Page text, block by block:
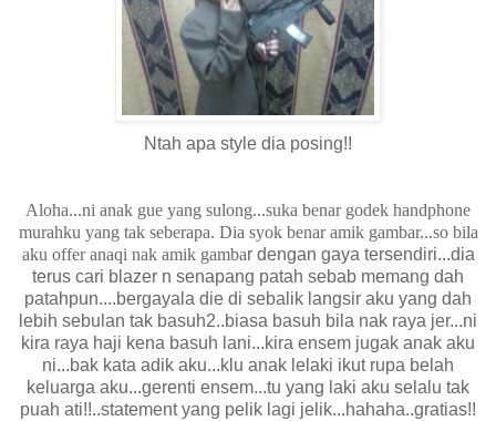
Ntah apa style dia posing!!
Aloha...ni anak gue yang sulong...suka benar godek handphone
murahku yang tak seberapa. Dia syok benar amik gambar...so bila
aku offer anaqi nak amik gambar dengan gaya tersendiri...dia
terus cari blazer n senapang patah sebab memang dah
patahpun....bergayala die di sebalik langsir aku yang dah
lebih sebulan tak basuh2..biasa basuh bila nak raya jer...ni
kira raya haji kena basuh lani...kira ensem jugak anak aku
ni...bak kata adik aku...klu anak lelaki ikut rupa belah
keluarga aku...gerenti ensem...tu yang laki aku selalu tak
puah ati!!..statement yang pelik lagi jelik...hahaha..gratias!!